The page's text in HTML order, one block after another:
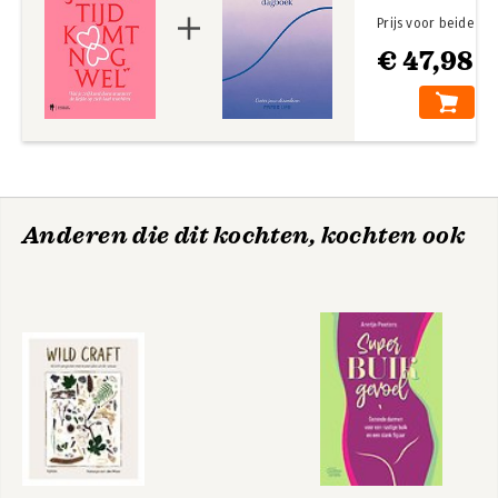
€ 47,98
Prijs voor beide
Anderen die dit kochten, kochten ook